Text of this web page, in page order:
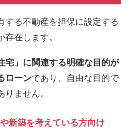
する不動産を担保に設定する
在します。
宅」に関連する明確な目的が
ローンであり、自由な目的で
ません。
新築を考えている方向け